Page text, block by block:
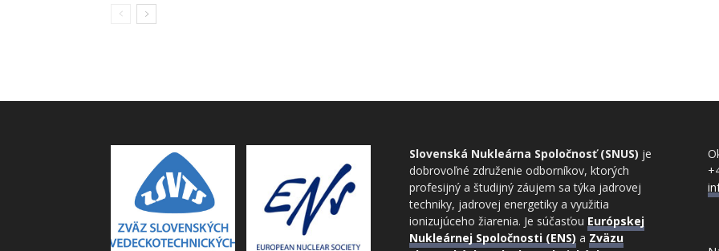
Slovenská Nukleárna Spoločnosť (SNUS) je
dobrovoľné združenie odborníkov, ktorých
profesijný a študijný záujem sa týka jadrovej
techniky, jadrovej energetiky a využitia
ionizujúceho žiarenia. Je súčasťou Európskej
Nukleárnej Spoločnosti (ENS) a Zväzu